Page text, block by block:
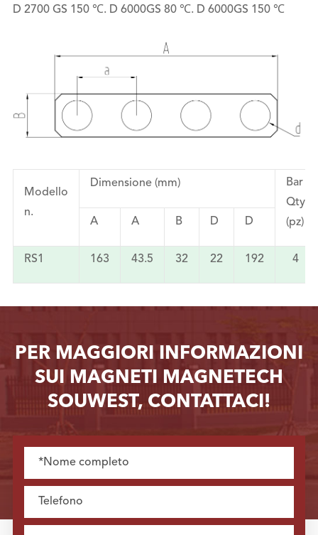
D 2700 GS 150 ℃. D 6000GS 80 ℃. D 6000GS 150 ℃
Modello
n.
Dimensione (mm)
Bar
Qty
(pz)
A A B D D
RS1 163 43.5 32 22 192 4
PER MAGGIORI INFORMAZIONI
SUI MAGNETI MAGNETECH
SOUWEST, CONTATTACI!